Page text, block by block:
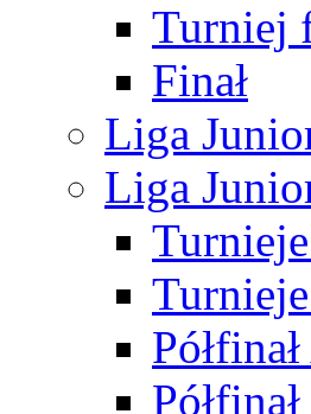
Turniej
Finał
Liga
Liga